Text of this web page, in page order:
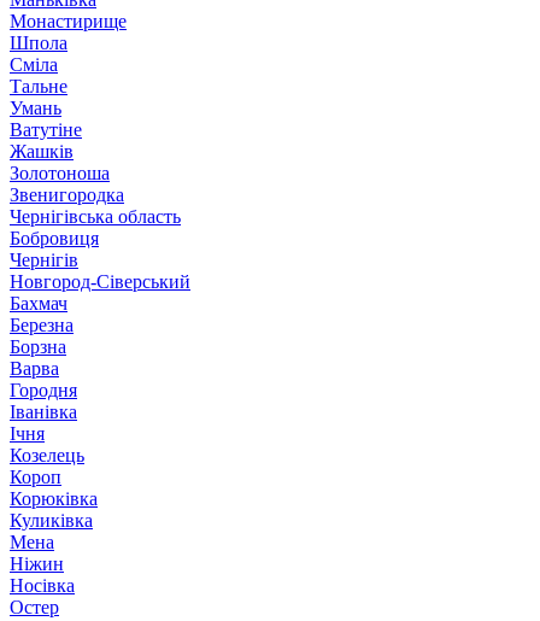
Монастирище
Шпола
Сміла
Тальне
Умань
Ватутіне
Жашків
Золотоноша
Звенигородка
Чернігівська область
Бобровиця
Чернігів
Новгород-Сіверський
Бахмач
Березна
Борзна
Варва
Городня
Іванівка
Ічня
Козелець
Короп
Корюківка
Куликівка
Мена
Ніжин
Носівка
Остер